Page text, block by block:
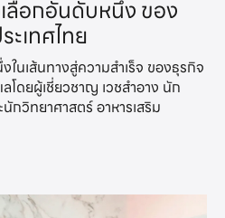
ลือกอันดับหนึ่ง ของ
ะเทศไทย
นเส้นทางสู่ความสำเร็จ ของธุรกิจ
ดยผู้เชี่ยวชาญ เวชสำอาง นัก
กวิทยาศาสตร์ อาหารเสริม